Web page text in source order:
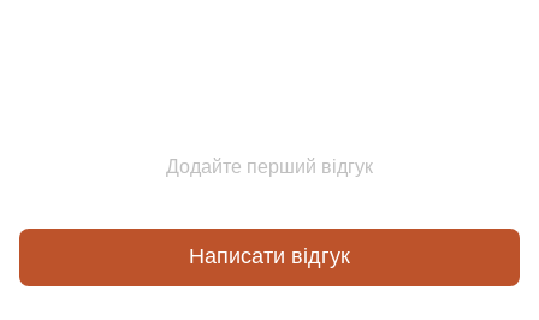
Додайте перший відгук
Написати відгук